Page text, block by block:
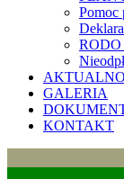
Pomoc
RODO
GALERIA
KONTAKT